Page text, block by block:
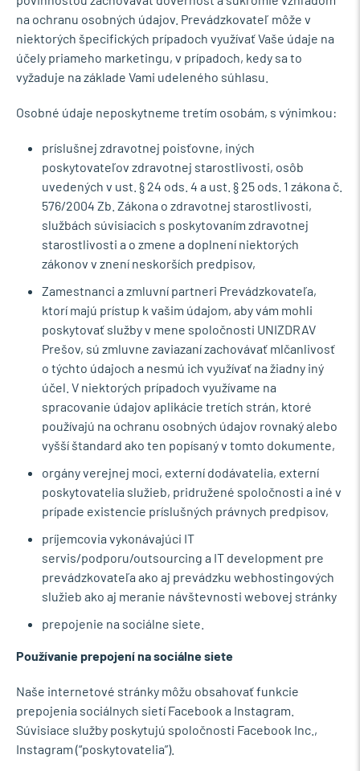
na ochranu osobných údajov. Prevádzkovateľ môže v
niektorých špecifických prípadoch využívať Vaše údaje na
účely priameho marketingu, v prípadoch, kedy sa to
vyžaduje na základe Vami udeleného súhlasu.
Osobné údaje neposkytneme tretím osobám, s výnimkou:
príslušnej zdravotnej poisťovne, iných
poskytovateľov zdravotnej starostlivosti, osôb
uvedených v ust. § 24 ods. 4 a ust. § 25 ods. 1 zákona č.
576/2004 Zb. Zákona o zdravotnej starostlivosti,
službách súvisiacich s poskytovaním zdravotnej
starostlivosti a o zmene a doplnení niektorých
zákonov v znení neskorších predpisov,
Zamestnanci a zmluvní partneri Prevádzkovateľa,
ktorí majú prístup k vašim údajom, aby vám mohli
poskytovať služby v mene spoločnosti UNIZDRAV
Prešov, sú zmluvne zaviazaní zachovávať mlčanlivosť
o týchto údajoch a nesmú ich využívať na žiadny iný
účel. V niektorých prípadoch využívame na
spracovanie údajov aplikácie tretích strán, ktoré
používajú na ochranu osobných údajov rovnaký alebo
vyšší štandard ako ten popísaný v tomto dokumente,
orgány verejnej moci, externí dodávatelia, externí
poskytovatelia služieb, pridružené spoločnosti a iné v
prípade existencie príslušných právnych predpisov,
príjemcovia vykonávajúci IT
servis/podporu/outsourcing a IT development pre
prevádzkovateľa ako aj prevádzku webhostingových
služieb ako aj meranie návštevnosti webovej stránky
prepojenie na sociálne siete.
Používanie prepojení na sociálne siete
Naše internetové stránky môžu obsahovať funkcie
prepojenia sociálnych sietí Facebook a Instagram.
Súvisiace služby poskytujú spoločnosti Facebook Inc.,
Instagram (“poskytovatelia”).